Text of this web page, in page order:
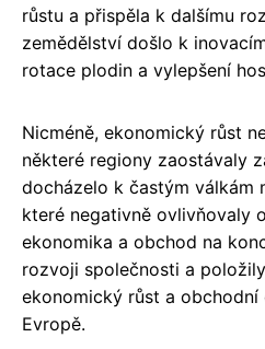
růstu a přispěla k dalšímu
zemědělství došlo k
rotace plodin a vylepšení
Nicméně, ekonomický růst
některé regiony zaostávaly
docházelo k častým válkám
které negativně ovlivňovaly
ekonomika a obchod na
rozvoji společnosti a
ekonomický růst a
Evropě.